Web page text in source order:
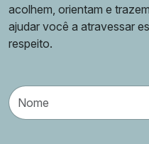
acolhem, orientam e
ajudar você a atravessar
respeito.